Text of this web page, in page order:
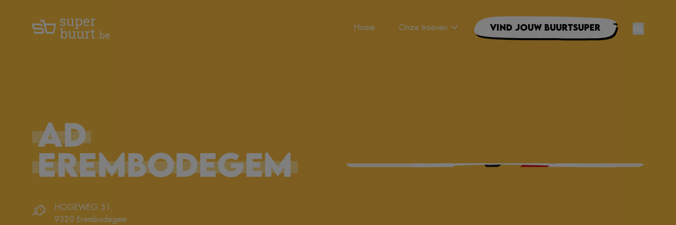
Home Onze troeven Vind jouw buurtsuper
AD
EREMBODEGEM
HOGEWEG 51 ,
9320 Erembodegem